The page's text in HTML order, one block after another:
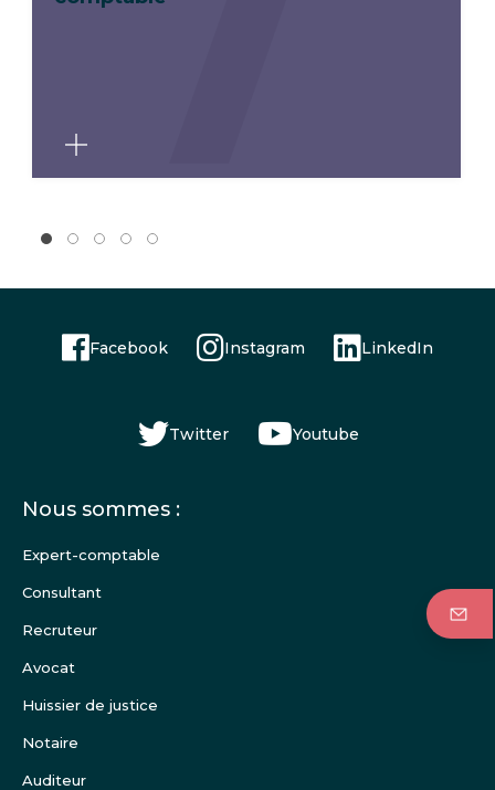
Facebook Instagram LinkedIn
Twitter Youtube
Menu
de
Nous sommes :
Expert-comptable
Consultant
Recruteur
Avocat
Huissier de justice
Notaire
Auditeur